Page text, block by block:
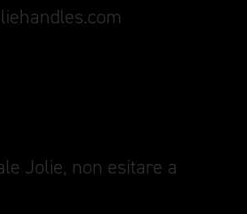
Jolie, non esitare a